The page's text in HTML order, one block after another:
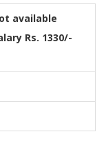
available
Rs. 1330/-